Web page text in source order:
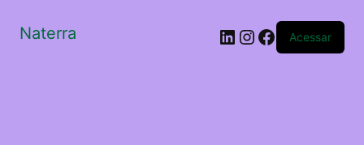
Naterra LinkedIn
Instagram
Facebook
Acessar